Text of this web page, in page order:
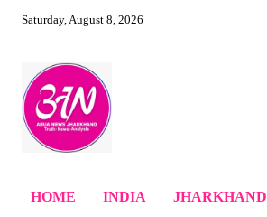
Saturday, August 8, 2026
HOME INDIA JHARKHAND